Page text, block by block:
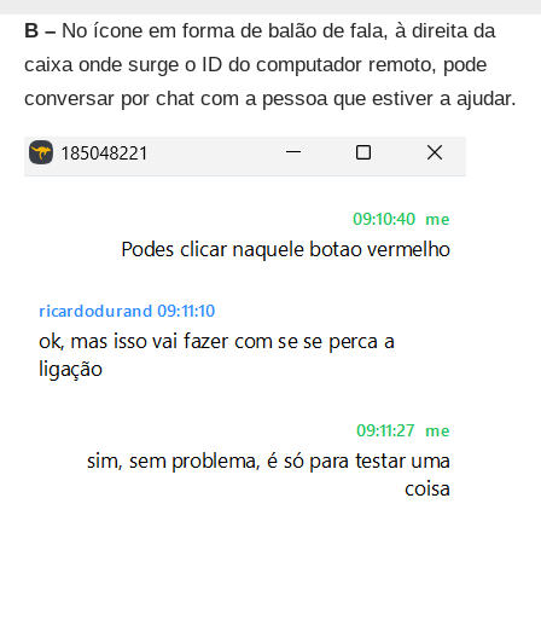
B – No ícone em forma de balão de fala, à direita da
caixa onde surge o ID do computador remoto, pode
conversar por chat com a pessoa que estiver a ajudar.